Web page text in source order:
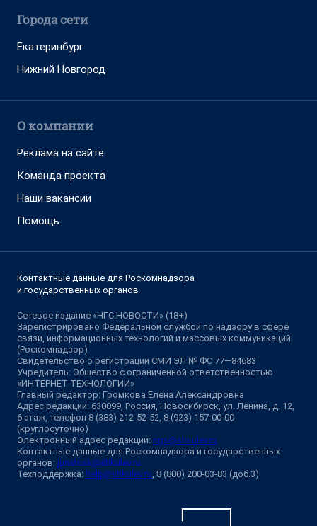
Города сети
Екатеринбург
Нижний Новгород
О компании
Реклама на сайте
Команда проекта
Наши вакансии
Помощь
Контактные данные для Роскомнадзора
и государственных органов
Сетевое издание «НГС.НОВОСТИ» (18+)
Зарегистрировано Федеральной службой по надзору в сфере
связи, информационных технологий и массовых коммуникаций
(Роскомнадзор)
Свидетельство о регистрации СМИ ЭЛ № ФС 77—84683
Учредитель: Общество с ограниченной ответственностью
«ИНТЕРНЕТ ТЕХНОЛОГИИ»
Главный редактор: Громкова Елена Александровна
Адрес редакции: 630099, Россия, Новосибирск, ул. Ленина, д. 12,
6 этаж, телефон 8 (383) 212-52-52, 8 (923) 157-00-00
(круглосуточно)
Электронный адрес редакции: ngs@shkulev.ru
Контактные данные для Роскомнадзора и государственных
органов: juristnsk@shkulev.ru
Техподдержка: help@shkulev.ru, 8 (800) 200-03-83 (доб.3)